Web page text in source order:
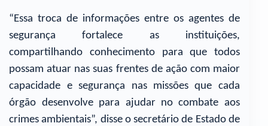
“Essa troca de informações entre os agentes de
segurança fortalece as instituições,
compartilhando conhecimento para que todos
possam atuar nas suas frentes de ação com maior
capacidade e segurança nas missões que cada
órgão desenvolve para ajudar no combate aos
crimes ambientais”, disse o secretário de Estado de